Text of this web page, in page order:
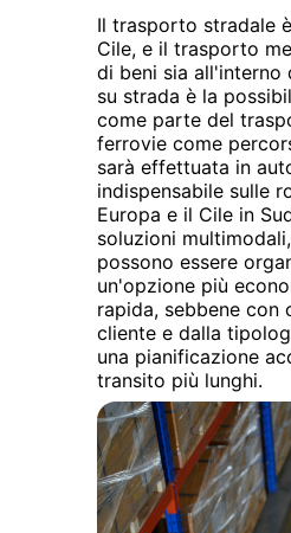
Il trasporto stradale
Cile, e il trasporto
di beni sia all'interno
su strada è la
come parte del
ferrovie come
sarà effettuata in
indispensabile sulle
Europa e il Cile in
soluzioni
possono essere
un'opzione più
rapida, sebbene con
cliente e dalla
una pianificazione
transito più lunghi.